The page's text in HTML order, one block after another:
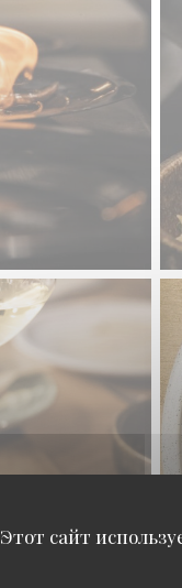
Этот сайт